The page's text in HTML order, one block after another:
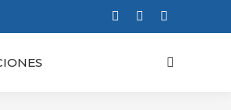
opensopens
Buscar: